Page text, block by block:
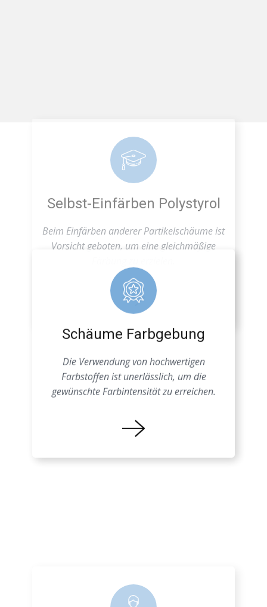
Beim Einfärben anderer Partikelschäume ist
Vorsicht geboten, um eine gleichmäßige
Färbung zu erzielen.
Schäume Farbgebung
Die Verwendung von hochwertigen
Farbstoffen ist unerlässlich, um die
gewünschte Farbintensität zu erreichen.
Eine genaue Kenntnis der